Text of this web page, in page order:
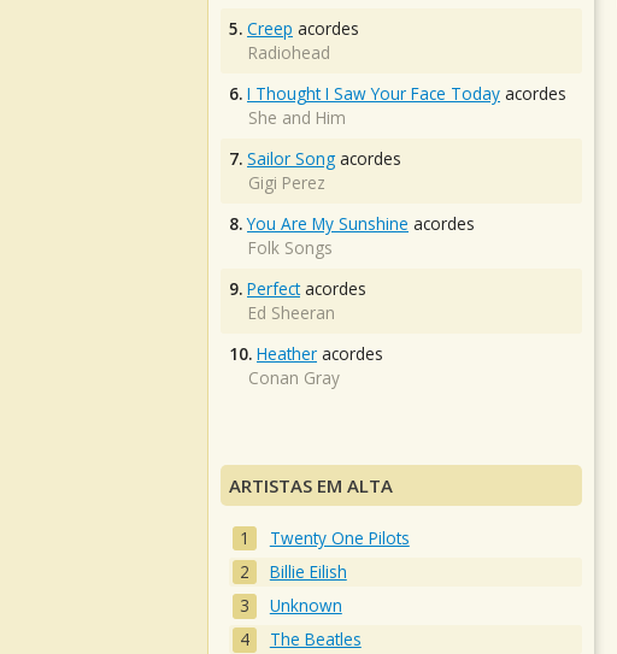
5. Creep acordes
Radiohead
6. I Thought I Saw Your Face Today acordes
She and Him
7. Sailor Song acordes
Gigi Perez
8. You Are My Sunshine acordes
Folk Songs
9. Perfectacordes
Ed Sheeran
10. Heather acordes
Conan Gray
ARTISTAS EM ALTA
Twenty One Pilots
Billie Eilish
Unknown
The Beatles